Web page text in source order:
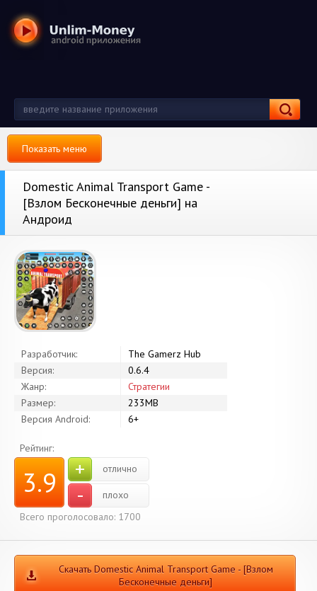
Показать меню
Domestic Animal Transport Game -
[Взлом Бесконечные деньги] на
Андроид
Разработчик:
The Gamerz Hub
Версия:
0.6.4
Жанр:
Стратегии
Размер:
233MB
Версия Android:
6+
Рейтинг:
3.9 + отлично
-
плохо
Всего проголосовало: 1700
Скачать Domestic Animal Transport Game - [Взлом
Бесконечные деньги]